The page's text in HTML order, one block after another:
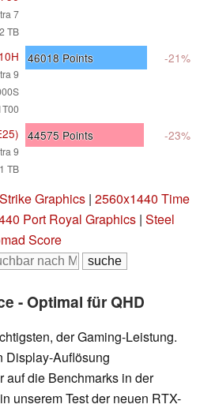
7
TB
9
46018 Points -21%
9
TB
44575 Points -23%
Graphics| 2560x1440 Time
Port Royal Graphics | Steel
Score
- Optimal für QHD
der Gaming-Leistung.
Display-Auflösung
auf die Benchmarks in der
unserem Test der neuen RTX-